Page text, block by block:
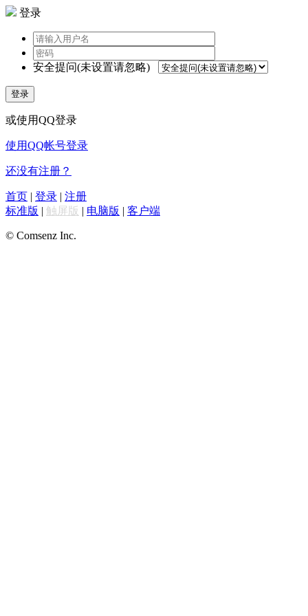
登录
安全提问(未设置请忽略)
登录
或使用QQ登录
使用QQ帐号登录
还没有注册？
首页 | 登录 | 注册
标准版 | 触屏版 | 电脑版 | 客户端
© Comsenz Inc.